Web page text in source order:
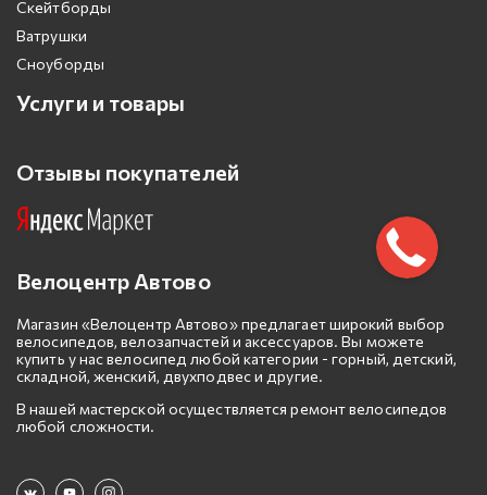
Скейтборды
Ватрушки
Сноуборды
Услуги и товары
Отзывы покупателей
Велоцентр Автово
Магазин «Велоцентр Автово» предлагает широкий выбор
велосипедов, велозапчастей и аксессуаров. Вы можете
купить у нас велосипед любой категории - горный, детский,
складной, женский, двухподвес и другие.
В нашей мастерской осуществляется ремонт велосипедов
любой сложности.